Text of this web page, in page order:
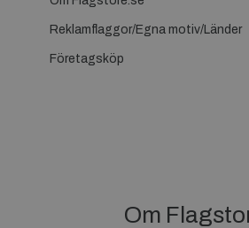
Reklamflaggor/Egna motiv/Länder
Företagsköp
Om